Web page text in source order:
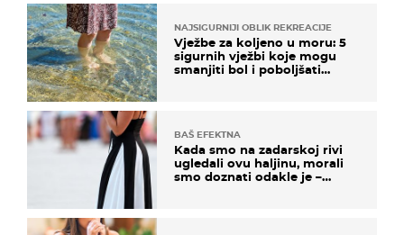
NAJSIGURNIJI OBLIK REKREACIJE
Vježbe za koljeno u moru: 5
sigurnih vježbi koje mogu
smanjiti bol i poboljšati
BAŠ EFEKTNA
Kada smo na zadarskoj rivi
ugledali ovu haljinu, morali
smo doznati odakle je –